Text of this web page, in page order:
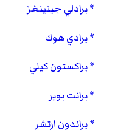
برادلي جينينغز
برادي هوك
براكستون كيلي
برانت بوير
براندون ارتشر